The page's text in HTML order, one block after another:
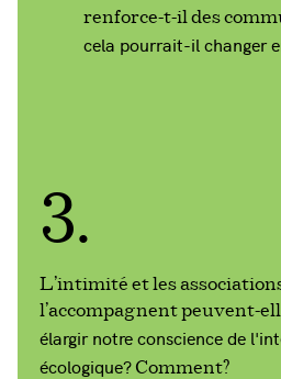
renforce-t-il des
cela pourrait-il changer
3.
L'intimité et les
l'accompagnent peuvent-
élargir notre conscience de
écologique? Comment?